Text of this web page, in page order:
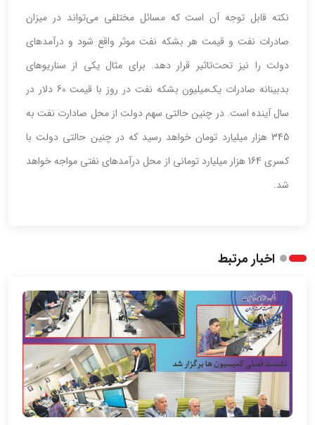
نکته قابل توجه آن است که مسائل مختلفی می‌تواند در میزان
صادرات نفت و قیمت هر بشکه نفت موثر واقع شود و درآمدهای
دولت را نیز تحت‌تاثیر قرار دهد. برای مثال یکی از سناریوهای
بدبینانه صادرات یک‌میلیون بشکه نفت در روز با قیمت 60 دلار در
سال آینده است. در چنین حالتی سهم دولت از محل صادارت نفت به
345 هزار میلیارد تومان خواهد رسید که در چنین حالتی دولت با
کسری 164 هزار میلیارد تومانی از محل درآمدهای نفتی مواجه خواهد
شد.
اخبار مرتبط